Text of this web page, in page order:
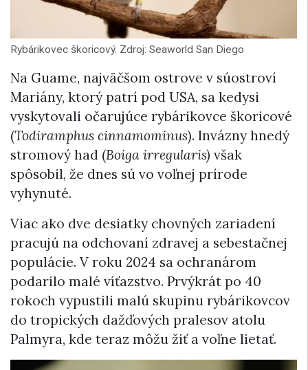
Rybárikovec škoricový. Zdroj: Seaworld San Diego
Na Guame, najväčšom ostrove v súostroví
Mariány, ktorý patrí pod USA, sa kedysi
vyskytovali očarujúce rybárikovce škoricové
(Todiramphus cinnamominus). Invázny hnedý
stromový had (Boiga irregularis) však
spôsobil, že dnes sú vo voľnej prírode
vyhynuté.
Viac ako dve desiatky chovných zariadení
pracujú na odchovaní zdravej a sebestačnej
populácie. V roku 2024 sa ochranárom
podarilo malé víťazstvo. Prvýkrát po 40
rokoch vypustili malú skupinu rybárikovcov
do tropických dažďových pralesov atolu
Palmyra, kde teraz môžu žiť a voľne lietať.